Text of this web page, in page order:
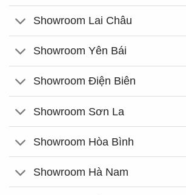
Showroom Lai Châu
Showroom Yên Bái
Showroom Điện Biên
Showroom Sơn La
Showroom Hòa Bình
Showroom Hà Nam